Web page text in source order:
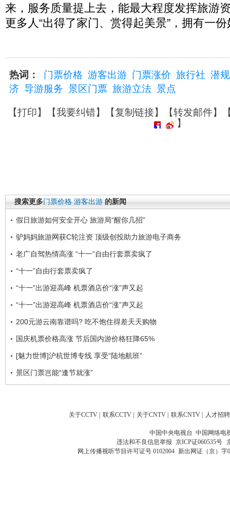
来，服务质量提上去，能最大程度发挥旅游
更多人“出得了家门、赏得起美景”，拥有一
热词： 门票价格 游客出游 门票涨价 旅行社 潜
济 导游服务 景区门票 旅游立法 景点
【打印】【我要纠错】【复制链接】【转发邮件】
】
搜索更多门票价格 游客出游 的新闻
假日旅游如何安全开心 旅游局“醒你几招”
驴妈妈旅游网获C轮注资 顶级创投助力旅游电子商务
老广自驾热情高涨 “十一”自由行套票卖疯了
“十一”自由行套票卖疯了
“十一”出游迎高峰 机票酒店价“涨”声又起
“十一”出游迎高峰 机票酒店价“涨”声又起
200元游云南靠谱吗? 吃不饱住得差天天购物
国庆机票价格高涨 节后国内游价格狂降65%
[魅力世博]沪杭世博专线 享受“陆地航班”
景区门票岂能“逢节就涨”
关于CCTV | 联系CCTV | 关于CNTV | 联系CNTV | 人才招聘
中国中央电视台 中国网络电
违法和不良信息举报 京ICP证060535号
网上传播视听节目许可证号 0102004 新出网证（京）